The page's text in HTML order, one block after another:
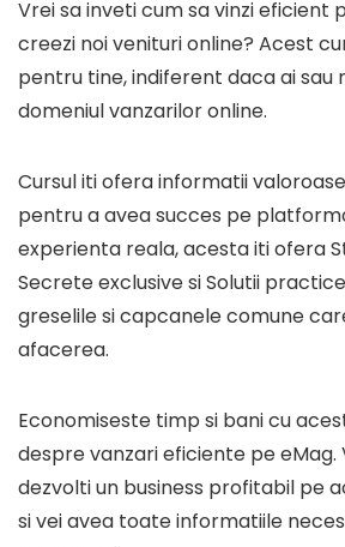
Vrei sa inveti cum sa vinzi eficient
creezi noi venituri online? Acest
pentru tine, indiferent daca ai sau
domeniul vanzarilor online.
Cursul iti ofera informatii
pentru a avea succes pe
experienta reala, acesta iti ofera
Secrete exclusive si Solutii
greselile si capcanele comune
afacerea.
Economiseste timp si bani cu
despre vanzari eficiente pe eMag.
dezvolti un business profitabil pe
si vei avea toate informatiile